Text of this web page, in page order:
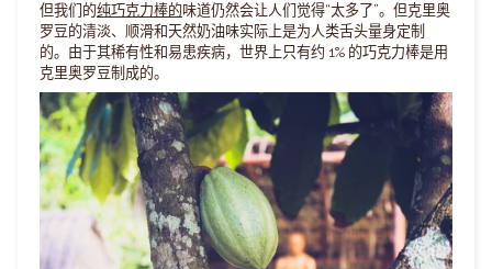
但我们的纯巧克力棒的味道仍然会让人们觉得“太多了”。但克里奥
罗豆的清淡、顺滑和天然奶油味实际上是为人类舌头量身定制
的。由于其稀有性和易患疾病，世界上只有约 1% 的巧克力棒是用
克里奥罗豆制成的。